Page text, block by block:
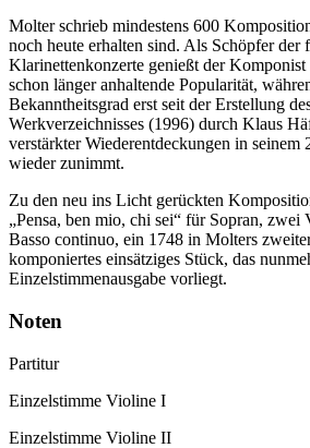
Molter schrieb mindestens 600
noch heute erhalten sind. Als Schöpfer der
Klarinettenkonzerte genießt der
schon länger anhaltende Popularität,
Bekanntheitsgrad erst seit der Erstellung
Werkverzeichnisses (1996) durch Klaus
verstärkter Wiederentdeckungen in seinem
wieder zunimmt.
Zu den neu ins Licht gerückten
„Pensa, ben mio, chi sei“ für Sopran,
Basso continuo, ein 1748 in Molters
komponiertes einsätziges Stück, das
Einzelstimmenausgabe vorliegt.
Noten
Partitur
Einzelstimme Violine I
Einzelstimme Violine II